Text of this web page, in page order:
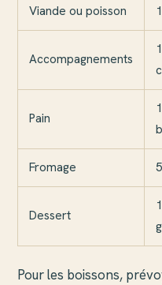
Viande ou poisson
Accompagnements
Pain
Fromage
Dessert
Pour les boissons,